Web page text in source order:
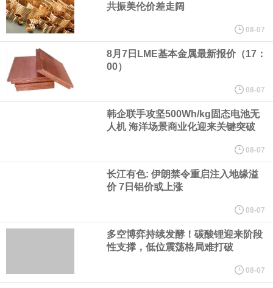
心技术等多项已商业化应用的核心技术并已应用于公司的高性能通
用人形机器人、四足机器人等产品。
美国总统特朗普6日否认他对国防部长赫格塞思不满，称对赫格塞思
所做的工作“非常满意”。特朗普在社交媒体上发帖称，一些媒体有关
他与赫格塞思就弹药短缺问题发生冲突的报道是“完全没有根据的谣
言”，他对赫格塞思所做的工作“非常满意”。
据报道，威刚近日在法说会上表示，在需求增加、价格走高及货源
稳定的三大有利因素带动下，预期第3季度营运将优于第2季度，并
共振美伦价差走阔
08-07
8月7日LME基本金属最新报价（17：
00）
08-07
韩企联手攻坚500Wh/kg固态电池无
人机 海洋场景商业化迎来关键突破
08-07
长江有色: 伊朗禁令重启注入地缘溢
价 7日铝价或上涨
08-07
多空博弈持续发酵！碳酸锂迎来阶段
性支撑，低位震荡格局难打破
08-07